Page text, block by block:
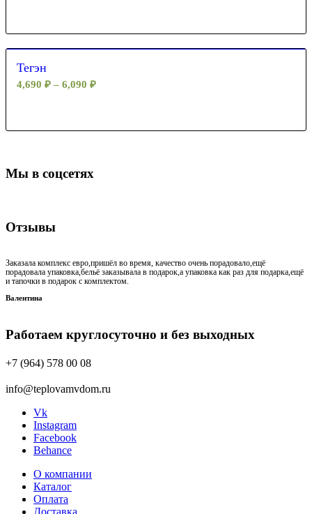
Тегэн
4,690 ₽ – 6,090 ₽
Мы в соцсетях
Отзывы
Заказала комплекс евро,пришёл во время, качество очень порадовало,ещё
порадовала упаковка,бельё заказывала в подарок,а упаковка как раз для подарка,ещё
и тапочки в подарок с комплектом.
Валентина
Работаем круглосуточно и без выходных
+7 (964) 578 00 08
info@teplovamvdom.ru
Vk
Instagram
Facebook
Behance
О компании
Каталог
Оплата